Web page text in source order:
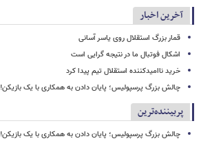
آخرین اخبار
قمار بزرگ استقلال روی یاسر آسانی
اشکال فوتبال ما در نتیجه گرایی است
خرید ناامیدکننده استقلال تیم پیدا کرد
چالش بزرگ پرسپولیس؛ پایان دادن به همکاری با یک بازیکن!
پربیننده‌ترین
چالش بزرگ پرسپولیس؛ پایان دادن به همکاری با یک بازیکن!